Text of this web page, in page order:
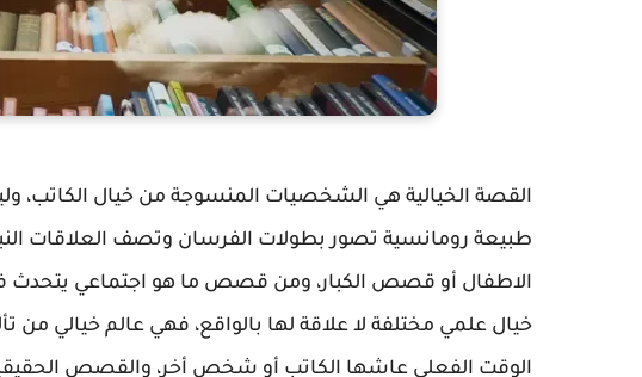
القصة الخيالية هي الشخصيات المنسوجة من خيال الكاتب،
طبيعة رومانسية تصور بطولات الفرسان وتصف العلاقات
الاطفال أو قصص الكبار، ومن قصص ما هو اجتماعي
خيال علمي مختلفة لا علاقة لها بالواقع، فهي عالم خيالي
الوقت الفعلي عاشها الكاتب أو شخص أخر، والقصص